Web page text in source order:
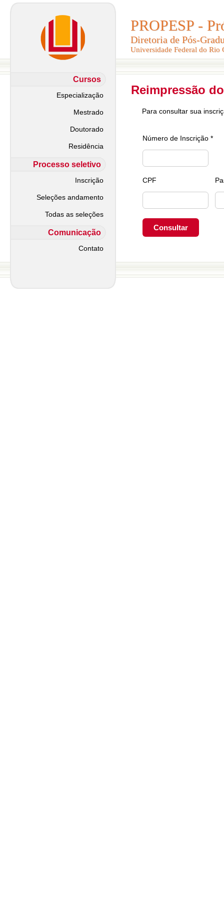
PROPESP -
Diretoria de Pós-
Universidade Federal do Rio
PROPESP -
Diretoria de Pós-
Universidade Federal do Rio
Cursos
Especialização
Mestrado
Doutorado
Residência
Processo seletivo
Inscrição
Seleções andamento
Todas as seleções
Comunicação
Contato
Reimpressão
Para consultar sua
Número de Inscrição *
CPF